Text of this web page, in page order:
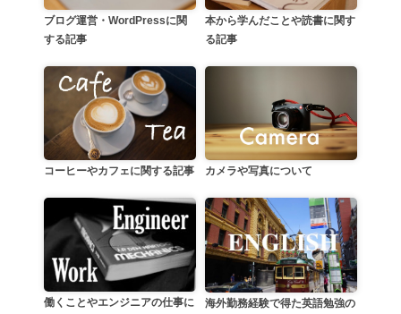
ブログ運営・WordPressに関
する記事
本から学んだことや読書に関す
る記事
コーヒーやカフェに関する記事 カメラや写真について
働くことやエンジニアの仕事に
海外勤務経験で得た英語勉強の